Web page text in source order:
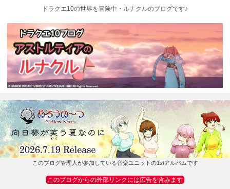
ドラクエ10の世界を冒険中・ルナクルのブログです♪
このブログ管理人が参加している音楽ユニットの1stアルバムです
このブログからの外部リンクには広告を含みます